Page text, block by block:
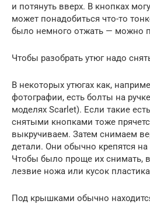
и потянуть вверх. В кнопках
может понадобиться что-то
было немного отжать — можно
Чтобы разобрать утюг надо
В некоторых утюгах как,
фотографии, есть болты на
моделях Scarlet). Если такие
снятыми кнопками тоже
выкручиваем. Затем снимаем
детали. Они обычно крепятся на
Чтобы было проще их снимать,
лезвие ножа или кусок
Под крышками обычно